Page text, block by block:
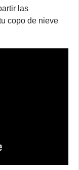
las
copo de nieve